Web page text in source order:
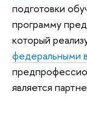
подготовки
программу
который
федеральными
является